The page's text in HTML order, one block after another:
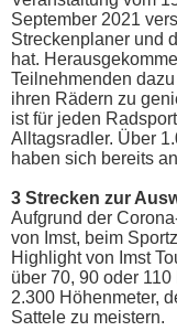
September 2021
Streckenplaner und
hat.
Teilnehmenden
ihren Rädern zu
ist für jeden
Alltagsradler. Über
haben sich bereits
3 Strecken zur
Aufgrund der
von Imst, beim
Highlight von Imst
über 70, 90 oder
2.300 Höhenmeter,
Sattele zu meistern.